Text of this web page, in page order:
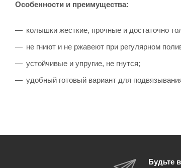
Особенности и преимущества:
колышки жесткие, прочные и достаточно
не гниют и не ржавеют при регулярном
устойчивые и упругие, не гнутся;
удобный готовый вариант для
Будьте